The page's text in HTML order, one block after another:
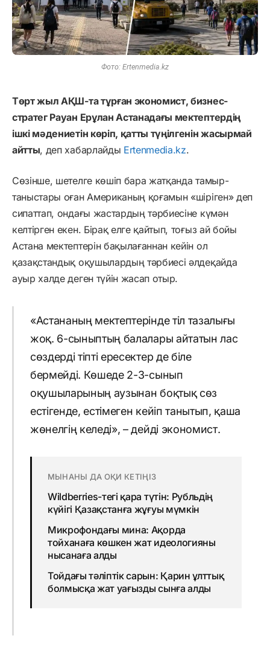
Фото: Ertenmedia.kz
Төрт жыл АҚШ-та тұрған экономист, бизнес-
стратег Рауан Ерұлан Астанадағы мектептердің
ішкі мәдениетін көріп, қатты түңілгенін жасырмай
айтты, деп хабарлайды Ertenmedia.kz.
Сөзінше, шетелге көшіп бара жатқанда тамыр-
таныстары оған Американың қоғамын «шіріген» деп
сипаттап, ондағы жастардың тәрбиесіне күмән
келтірген екен. Бірақ елге қайтып, тоғыз ай бойы
Астана мектептерін бақылағаннан кейін ол
қазақстандық оқушылардың тәрбиесі әлдеқайда
ауыр халде деген түйін жасап отыр.
«Астананың мектептерінде тіл тазалығы
жоқ. 6-сыныптың балалары айтатын лас
сөздерді тіпті ересектер де біле
бермейді. Көшеде 2-3-сынып
оқушыларының аузынан боқтық сөз
естігенде, естімеген кейіп танытып, қаша
жөнелгің келеді», – дейді экономист.
МЫНАНЫ ДА ОҚИ КЕТІҢІЗ
Wildberries-тегі қара түтін: Рубльдің
күйігі Қазақстанға жұғуы мүмкін
Микрофондағы мина: Ақорда
тойханаға көшкен жат идеологияны
нысанаға алды
Тойдағы тәліптік сарын: Қарин ұлттық
болмысқа жат уағызды сынға алды